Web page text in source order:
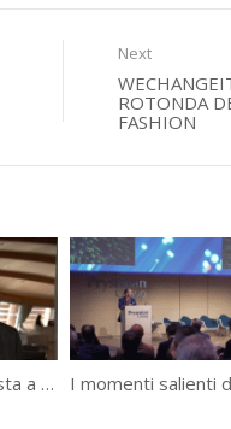
Next
ROTONDA
FASHION
SiamoForty: intervista a Roberto Vacca